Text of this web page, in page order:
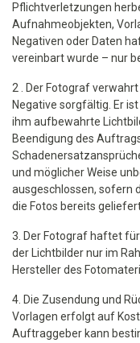
Pflichtverletzungen
Aufnahmeobjekten,
Negativen oder Daten
vereinbart wurde – nur
2 . Der Fotograf
Negative sorgfältig. Er
ihm aufbewahrte
Beendigung des
und möglicher Weise
ausgeschlossen, sofern
die Fotos bereits
3. Der Fotograf haftet
der Lichtbilder nur im
Hersteller des
4. Die Zusendung und
Vorlagen erfolgt auf
Auftraggeber kann